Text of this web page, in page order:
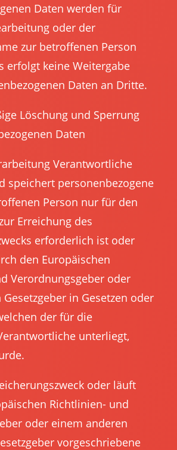
Daten werden für
oder der
zur betroffenen Person
erfolgt keine Weitergabe
Daten an Dritte.
Löschung und Sperrung
Daten
Verantwortliche
speichert personenbezogene
Person nur für den
Erreichung des
erforderlich ist oder
den Europäischen
Verordnungsgeber oder
in Gesetzen oder
der für die
unterliegt,
oder läuft
Richtlinien- und
oder einem anderen
vorgeschriebene